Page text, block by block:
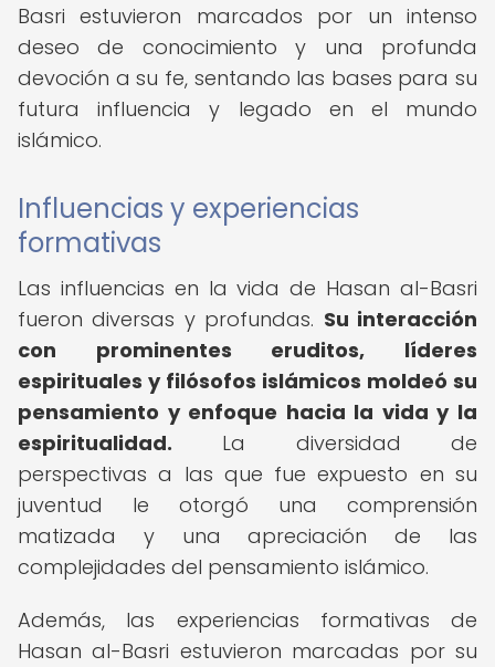
Basri estuvieron marcados por un intenso
deseo de conocimiento y una profunda
devoción a su fe, sentando las bases para su
futura influencia y legado en el mundo
islámico.
Influencias y experiencias
formativas
Las influencias en la vida de Hasan al-Basri
fueron diversas y profundas. Su interacción
con prominentes eruditos, líderes
espirituales y filósofos islámicos moldeó su
pensamiento y enfoque hacia la vida y la
espiritualidad. La diversidad de
perspectivas a las que fue expuesto en su
juventud le otorgó una comprensión
matizada y una apreciación de las
complejidades del pensamiento islámico.
Además, las experiencias formativas de
Hasan al-Basri estuvieron marcadas por su